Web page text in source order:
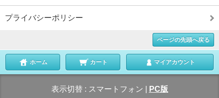
プライバシーポリシー
ページの先頭へ戻る
ホーム カート マイアカウント
表示切替 : スマートフォン PC版